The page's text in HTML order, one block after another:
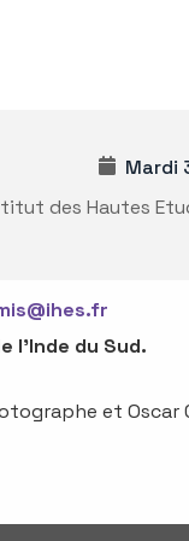
Mardi
des Hautes
l’Inde du Sud.
et Oscar